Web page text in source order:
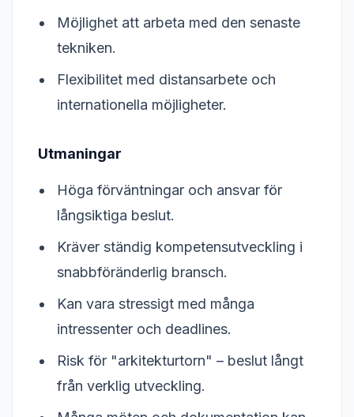
Möjlighet att arbeta med den senaste
tekniken.
Flexibilitet med distansarbete och
internationella möjligheter.
Utmaningar
Höga förväntningar och ansvar för
långsiktiga beslut.
Kräver ständig kompetensutveckling i
snabbföränderlig bransch.
Kan vara stressigt med många
intressenter och deadlines.
Risk för "arkitekturtorn" – beslut långt
från verklig utveckling.